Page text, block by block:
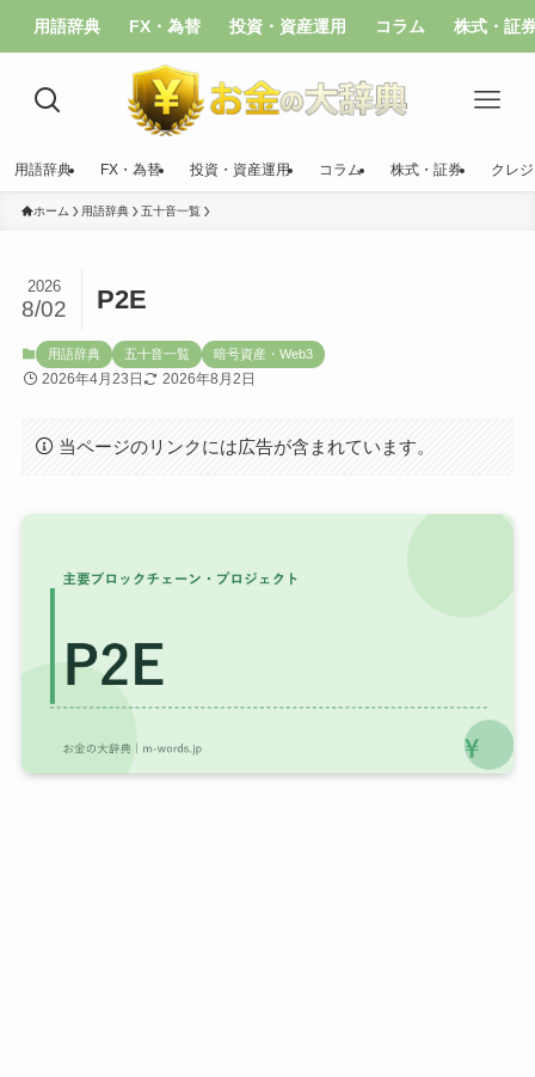
用語辞典 FX・為替 投資・資産運用 コラム 株式・証
用語辞典 FX・為替 投資・資産運用 コラム 株式・証券 クレ
ホーム 用語辞典 五十音一覧
P2E
2026
8/02
用語辞典 五十音一覧 暗号資産・Web3
2026年4月23日 2026年8月2日
当ページのリンクには広告が含まれています。